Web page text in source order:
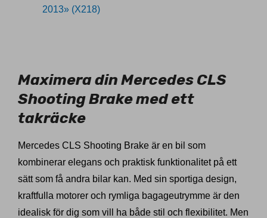
2013» (X218)
Maximera din Mercedes CLS
Shooting Brake med ett
takräcke
Mercedes CLS Shooting Brake är en bil som
kombinerar elegans och praktisk funktionalitet på ett
sätt som få andra bilar kan. Med sin sportiga design,
kraftfulla motorer och rymliga bagageutrymme är den
idealisk för dig som vill ha både stil och flexibilitet. Men